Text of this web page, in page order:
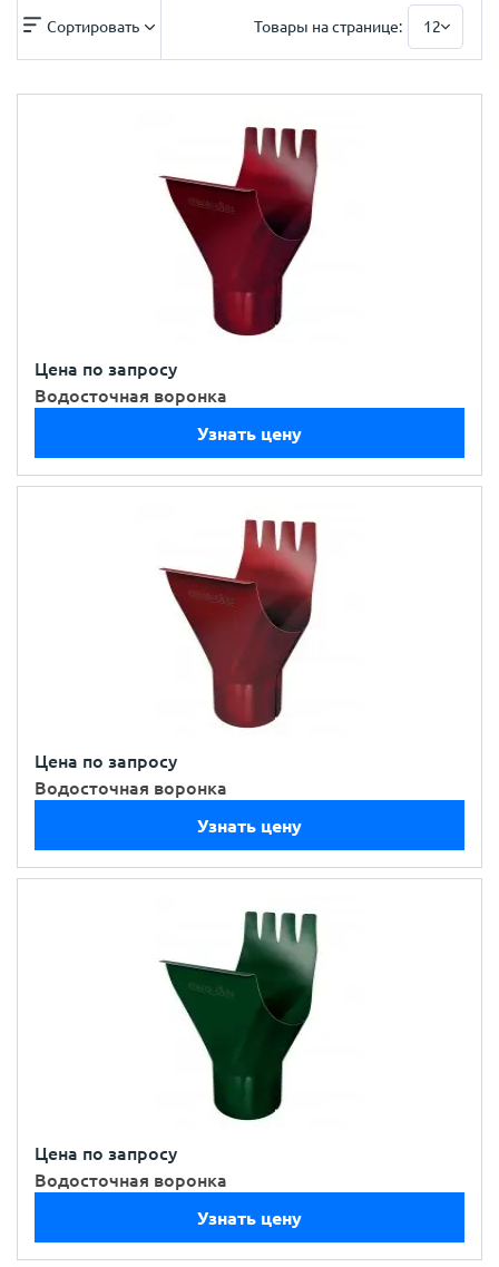
Сортировать Товары на странице: 12
Цена по запросу
Водосточная воронка
Узнать цену
Цена по запросу
Водосточная воронка
Узнать цену
Цена по запросу
Водосточная воронка
Узнать цену